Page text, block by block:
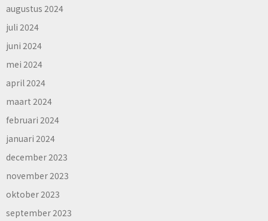
augustus 2024
juli 2024
juni 2024
mei 2024
april 2024
maart 2024
februari 2024
januari 2024
december 2023
november 2023
oktober 2023
september 2023